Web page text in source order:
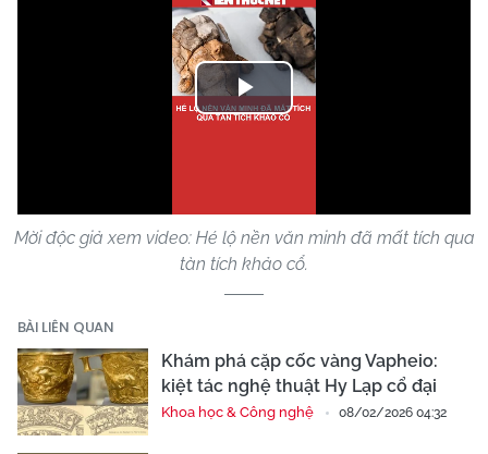
Play
Mời độc giả xem video: Hé lộ nền văn minh đã mất tích qua
tàn tích khảo cổ.
BÀI LIÊN QUAN
Khám phá cặp cốc vàng Vapheio:
kiệt tác nghệ thuật Hy Lạp cổ đại
Khoa học & Công nghệ 08/02/2026 04:32